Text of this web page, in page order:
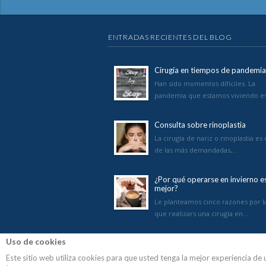
ENTRADAS RECIENTES DEL BLOG
Cirugía en tiempos de pandemia
Han sido momentos difíciles. La
pandemia que estamos viviendo
Consulta sobre rinoplastia
La cirugía de nariz o rinoplastia es
de las más demandadas,…
¿Por qué operarse en invierno
mejor?
Le planteamos cinco razones por
que realizars una cirugía en…
Uso de cookies
Este sitio web utiliza cookies para que usted tenga la mejor experiencia